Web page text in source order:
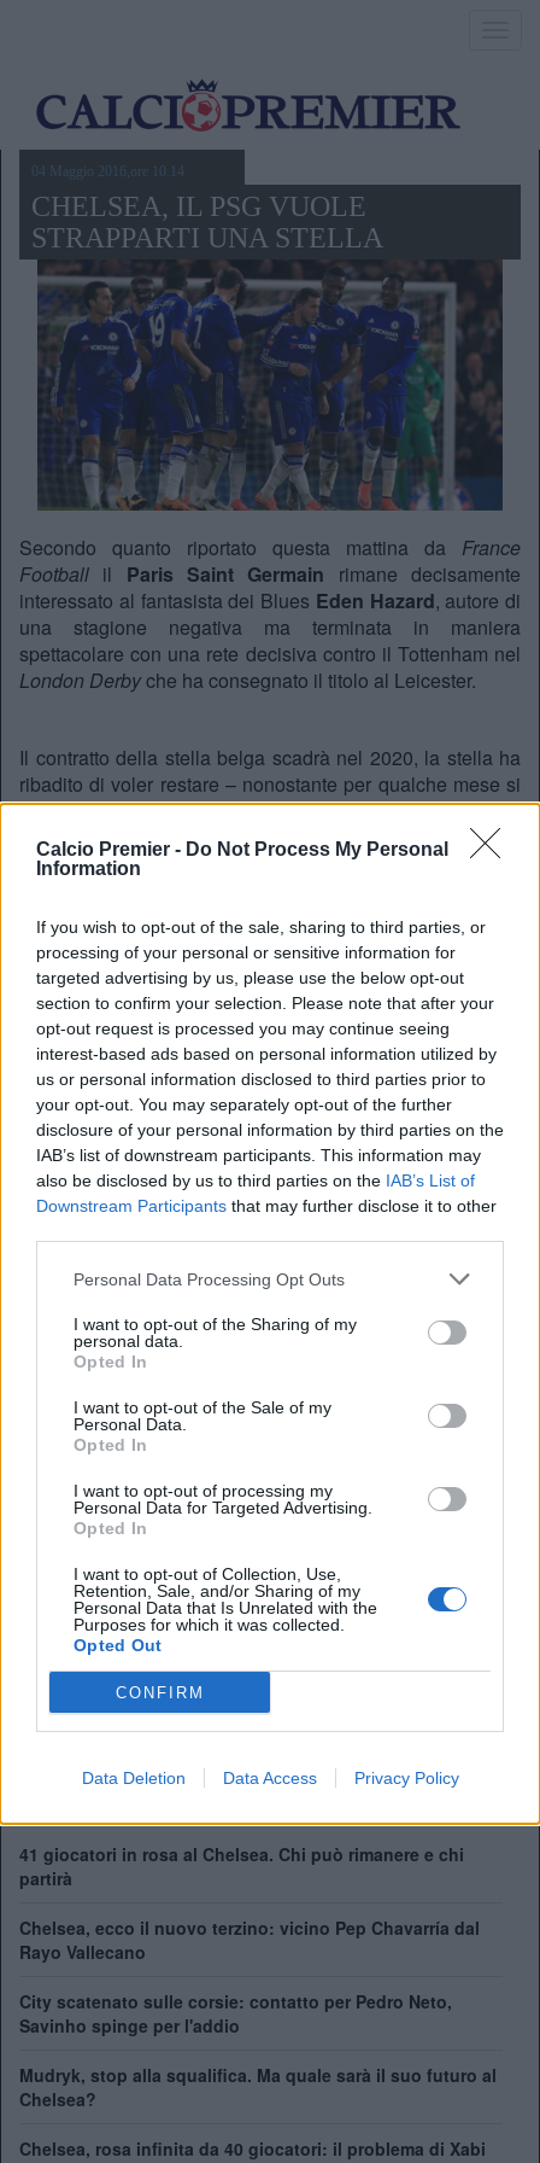
Calcio Premier - Do Not Process My Personal
Information
If you wish to opt-out of the sale, sharing to third parties, or
processing of your personal or sensitive information for
targeted advertising by us, please use the below opt-out
section to confirm your selection. Please note that after your
opt-out request is processed you may continue seeing
interest-based ads based on personal information utilized by
us or personal information disclosed to third parties prior to
your opt-out. You may separately opt-out of the further
disclosure of your personal information by third parties on the
IAB’s list of downstream participants. This information may
also be disclosed by us to third parties on the IAB’s List of
Downstream Participants that may further disclose it to other
Personal Data Processing Opt Outs
I want to opt-out of the Sharing of my
personal data.
Opted In
I want to opt-out of the Sale of my
Personal Data.
Opted In
I want to opt-out of processing my
Personal Data for Targeted Advertising.
Opted In
I want to opt-out of Collection, Use,
Retention, Sale, and/or Sharing of my
Personal Data that Is Unrelated with the
Purposes for which it was collected.
Opted Out
CONFIRM
Data Deletion Data Access Privacy Policy
04 Maggio 2016,ore 10.14
CHELSEA, IL PSG VUOLE
STRAPPARTI UNA STELLA
Secondo quanto riportato questa mattina da France
Football il Paris Saint Germain rimane decisamente
interessato al fantasista dei Blues Eden Hazard, autore di
una stagione negativa ma terminata in maniera
spettacolare con una rete decisiva contro il Tottenham nel
London Derbyche ha consegnato il titolo al Leicester.
Il contratto della stella belga scadrà nel 2020, la stella ha
ribadito di voler restare – nonostante per qualche mese si
sia parlato insistentemente di una sua possibile partenza
verso il
Real Madrid
– ma l’interessamento europeo non
sembra destinato a placarsi: la mancanza di Champions
Per meno di 60.000.000 di Euro, tuttavia, non sembra
destinato a muoversi da Stamford Bridge.
Lorenzo Semino
Twitter@calciopremier
Anno di Fondazione:1905
Città: Londra
Presidente:Todd Boehly
Manager:
ALBO D'ORO
Premier League:6
FA Cup:8
League Cup:
FA Community Shield:4
Champions League:2
Coppa del Mondo per Club: 1
41 giocatori in rosa al Chelsea. Chi può rimanere e chi
partirà
Chelsea, ecco il nuovo terzino: vicino Pep Chavarría dal
Rayo Vallecano
City scatenato sulle corsie: contatto per Pedro Neto,
Savinho spinge per l'addio
Mudryk, stop alla squalifica. Ma quale sarà il suo futuro al
Chelsea?
Chelsea, rosa infinita da 40 giocatori: il problema di Xabi